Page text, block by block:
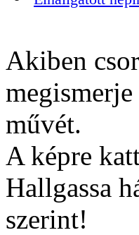
Akiben
megismerje
művét.
A képre
Hallgassa
szerint!